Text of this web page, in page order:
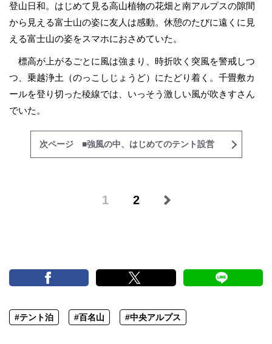
登山日和。はじめて見る高山植物の花畑と南アルプスの隙間
から見える富士山の姿に友人は感動。休憩のたびに遠くに見
える富士山の姿をスマホにおさめていた。
標高が上がるごとに風は強まり、時折吹く突風を警戒しつ
つ、乗越浄土（のっこしじょうど）にたどり着く。千畳敷カ
ールを登り切った稜線では、いっそう激しい風が吹きすさん
でいた。
次ページ ■強風の中、はじめてのテント設営
1 2
#テント泊 #百名山 #中央アルプス